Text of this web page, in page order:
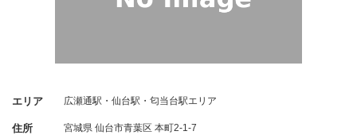
エリア 広瀬通駅・仙台駅・匂当台駅エリア
住所 宮城県 仙台市青葉区 本町2-1-7